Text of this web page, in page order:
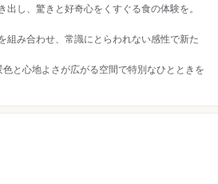
出し、驚きと好奇心をくすぐる食の体験を。
組み合わせ、常識にとらわれない感性で新た
と心地よさが広がる空間で特別なひとときを